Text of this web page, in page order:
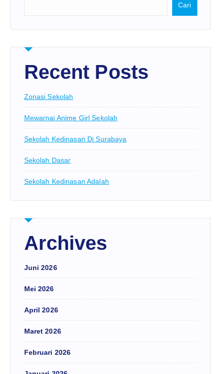
Cari
Recent Posts
Zonasi Sekolah
Mewarnai Anime Girl Sekolah
Sekolah Kedinasan Di Surabaya
Sekolah Dasar
Sekolah Kedinasan Adalah
Archives
Juni 2026
Mei 2026
April 2026
Maret 2026
Februari 2026